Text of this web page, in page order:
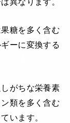
糖を多く含む
ーに変換する
がちな栄養素
類を多く含む
います。